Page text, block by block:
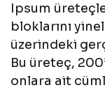
Ipsum
bloklarını
üzerindeki
Bu üreteç,
onlara ait